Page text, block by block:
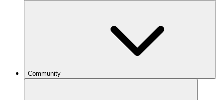
Community